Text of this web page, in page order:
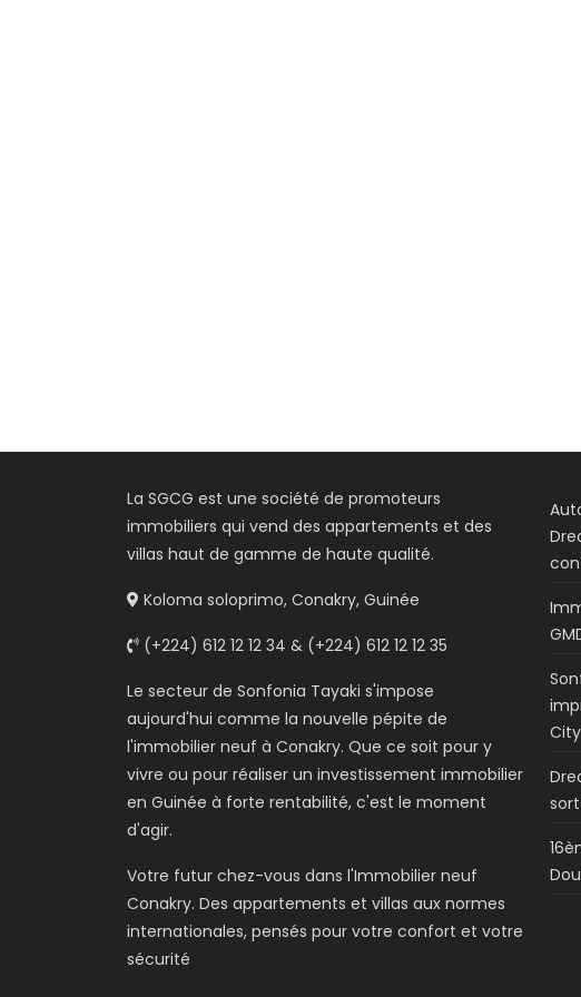
La SGCG est une société de promoteurs
immobiliers qui vend des appartements et des
villas haut de gamme de haute qualité.
Koloma soloprimo, Conakry, Guinée
(+224) 612 12 12 34 & (+224) 612 12 12 35
Le secteur de Sonfonia Tayaki s'impose
aujourd'hui comme la nouvelle pépite de
l'immobilier neuf à Conakry. Que ce soit pour y
vivre ou pour réaliser un investissement immobilier
en Guinée à forte rentabilité, c'est le moment
d'agir.
Votre futur chez-vous dans l'Immobilier neuf
Conakry. Des appartements et villas aux normes
internationales, pensés pour votre confort et votre
sécurité
City